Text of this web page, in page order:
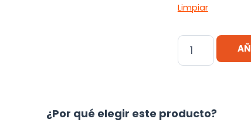
Limpiar
Step
Fitness
Ajustables
¿Por qué elegir este producto?